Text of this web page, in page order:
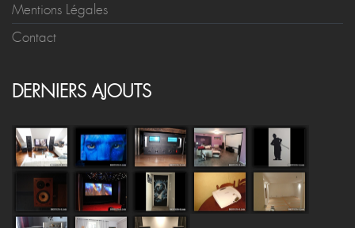
Mentions Légales
Contact
DERNIERS AJOUTS